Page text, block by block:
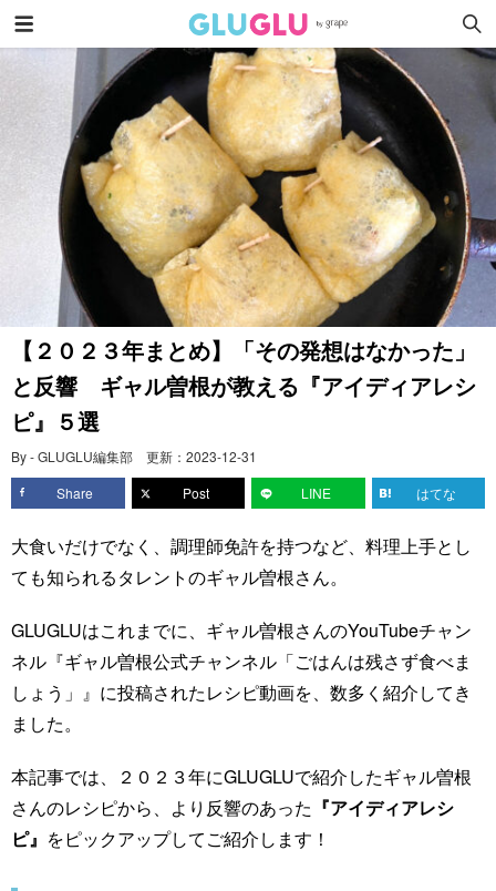
【２０２３年まとめ】「その発想はなかった」
と反響 ギャル曽根が教える『アイディアレシ
ピ』５選
By - GLUGLU編集部 更新： 2023-12-31
Share
Post LINE はてな
大食いだけでなく、調理師免許を持つなど、料理上手とし
ても知られるタレントのギャル曽根さん。
GLUGLUはこれまでに、ギャル曽根さんのYouTubeチャン
ネル『ギャル曽根公式チャンネル「ごはんは残さず食べま
しょう」』に投稿されたレシピ動画を、数多く紹介してき
ました。
本記事では、２０２３年にGLUGLUで紹介したギャル曽根
さんのレシピから、より反響のあった 『アイディアレシ
ピ』 をピックアップしてご紹介します！